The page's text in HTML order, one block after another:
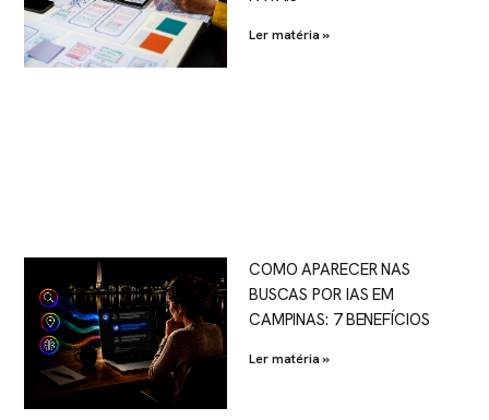
Ler matéria »
COMO APARECER NAS
BUSCAS POR IAS EM
CAMPINAS: 7 BENEFÍCIOS
Ler matéria »